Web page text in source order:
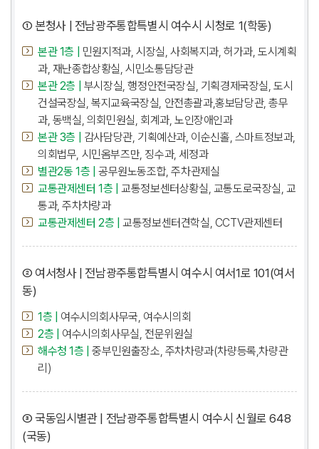
① 본청사 | 전남광주통합특별시 여수시 시청로 1(학동)
본관 1층 |
민원지적과, 시장실, 사회복지과, 허가과, 도시계획
과, 재난종합상황실, 시민소통담당관
본관 2층 |
부시장실, 행정안전국장실, 기획경제국장실, 도시
건설국장실, 복지교육국장실, 안전총괄과,홍보담당관, 총무
과, 동백실, 의회민원실, 회계과, 노인장애인과
본관 3층 |
감사담당관, 기획예산과, 이순신홀, 스마트정보과,
의회법무, 시민옴부즈만, 징수과, 세정과
별관2동 1층 |
공무원노동조합, 주차관제실
교통관제센터 1층 |
교통정보센터상황실, 교통도로국장실, 교
통과, 주차차량과
교통관제센터 2층 |
교통정보센터견학실, CCTV관제센터
② 여서청사 | 전남광주통합특별시 여수시 여서1로 101(여서
동)
1층 |
여수시의회사무국, 여수시의회
2층 |
여수시의회사무실, 전문위원실
해수청 1층 |
중부민원출장소, 주차차량과(차량등록,차량관
리)
③ 국동임시별관 | 전남광주통합특별시 여수시 신월로 648
(국동)